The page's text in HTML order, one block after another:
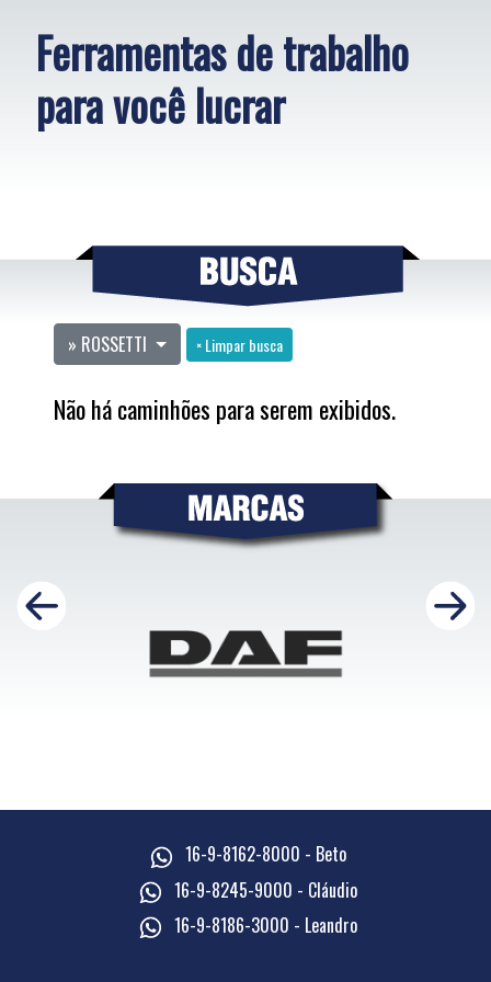
Ferramentas de trabalho
para você lucrar
» ROSSETTI × Limpar busca
Não há caminhões para serem exibidos.
16-9-8162-8000 - Beto
16-9-8245-9000 - Cláudio
16-9-8186-3000 - Leandro